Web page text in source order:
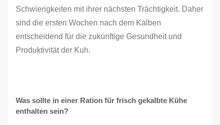
Schwierigkeiten mit ihrer nächsten Trächtigkeit. Daher
sind die ersten Wochen nach dem Kalben
entscheidend für die zukünftige Gesundheit und
Produktivität der Kuh.
Was sollte in einer Ration für frisch gekalbte Kühe
enthalten sein?